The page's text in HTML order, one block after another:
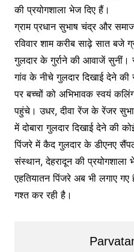
की प्रयोगशाला भेज दिए हैं।
ग्राम प्रधान सुभाष चंद्र और
रविवार शाम करीब साढ़े सात
गुलदार के गुर्राने की आवाजें सुनीं।
गांव के नीचे गुलदार दिखाई देने
पर बच्चों को अभिभावक स्वयं
पहुंचे। उधर, दीवा रेंज के रेंजर
में दोबारा गुलदार दिखाई देने की
पिंजरे में कैद गुलदार के डीएनए
संस्थान, देहरादून की प्रयोगशाला
एहतियातन पिंजरे अब भी लगाए
गश्त कर रही है।